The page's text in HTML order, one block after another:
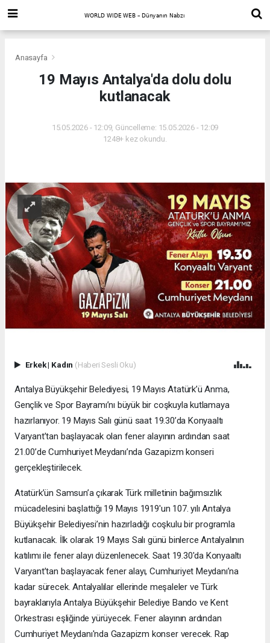
Anasayfa
19 Mayıs Antalya'da dolu dolu
kutlanacak
15.05.2026 - 12:09, Güncelleme: 15.05.2026 - 12:09
1248+ kez okundu.
Erkek| Kadın (Haberi Sesli Oku)
Antalya Büyükşehir Belediyesi, 19 Mayıs Atatürk’ü Anma,
Gençlik ve Spor Bayramı’nı büyük bir coşkuyla kutlamaya
hazırlanıyor. 19 Mayıs Salı günü saat 19.30’da Konyaaltı
Varyant’tan başlayacak olan fener alayının ardından saat
21.00’de Cumhuriyet Meydanı’nda Gazapizm konseri
gerçekleştirilecek.
Atatürk’ün Samsun’a çıkarak Türk milletinin bağımsızlık
mücadelesini başlattığı 19 Mayıs 1919'un 107. yılı Antalya
Büyükşehir Belediyesi’nin hazırladığı coşkulu bir programla
kutlanacak. İlk olarak 19 Mayıs Salı günü binlerce Antalyalının
katılımı ile fener alayı düzenlenecek. Saat 19.30'da Konyaaltı
Varyant’tan başlayacak fener alayı, Cumhuriyet Meydanı’na
kadar sürecek. Antalyalılar ellerinde meşaleler ve Türk
bayraklarıyla Antalya Büyükşehir Belediye Bando ve Kent
Orkestrası eşliğinde yürüyecek. Fener alayının ardından
Cumhuriyet Meydanı'nda Gazapizm konser verecek. Rap